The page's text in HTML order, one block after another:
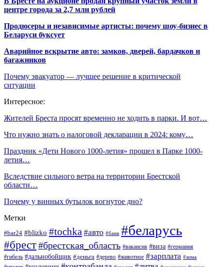
центре города за 2,7 млн рублей
Продюсеры и независимые артисты: почему шоу-бизнес в
Беларуси буксует
Аварийное вскрытие авто: замков, дверей, бардачков и
багажников
Почему эвакуатор — лучшее решение в критической
ситуации
Интересное:
Жителей Бреста просят временно не ходить в парки. И вот…
Что нужно знать о налоговой декларации в 2024: кому…
Праздник «Дети Нового 1000-летия» прошел в Парке 1000-
летия…
Вследствие сильного ветра на территории Брестской
области…
Почему у винных бутылок вогнутое дно?
Метки
#bar24 #blizko #tochka #авто #банк #беларусь
#брест#брестская_область #вакансия #виза #германия
#гибель #дальнобойщик #деньга #дерево #животное #зарплата #зима